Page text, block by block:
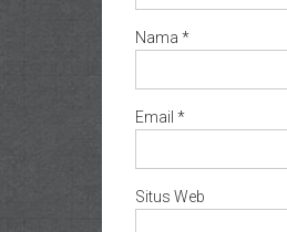
Nama *
Email *
Situs Web